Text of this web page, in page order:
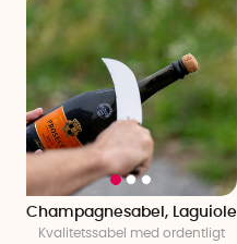
Champagnesabel, Laguiole
Kvalitetssabel med ordentligt